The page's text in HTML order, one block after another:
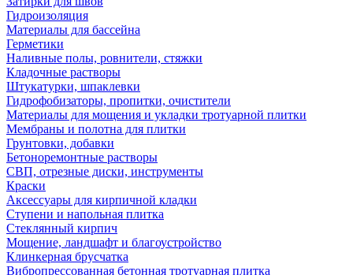
Гидроизоляция
Материалы для бассейна
Герметики
Наливные полы, ровнители, стяжки
Кладочные растворы
Штукатурки, шпаклевки
Гидрофобизаторы, пропитки, очистители
Материалы для мощения и укладки тротуарной плитки
Мембраны и полотна для плитки
Грунтовки, добавки
Бетоноремонтные растворы
СВП, отрезные диски, инструменты
Краски
Аксессуары для кирпичной кладки
Ступени и напольная плитка
Cтеклянный кирпич
Мощение, ландшафт и благоустройство
Клинкерная брусчатка
Вибропрессованная бетонная тротуарная плитка